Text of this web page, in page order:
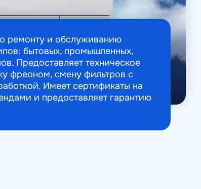
ремонту и обслуживанию
бытовых, промышленных,
Предоставляет техническое
фреоном, смену фильтров с
Имеет сертификаты на
и предоставляет гарантию